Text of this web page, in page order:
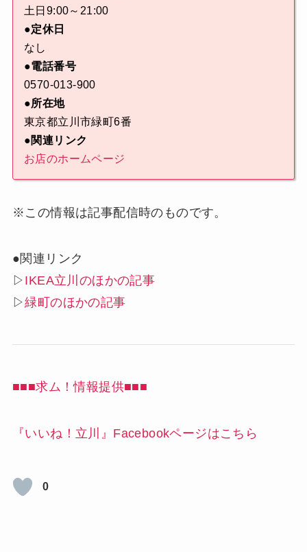
土日9:00～21:00
●定休日
なし
●電話番号
0570-013-900
●所在地
東京都立川市緑町6番
●関連リンク
お店のホームページ
※この情報は記事配信時のものです。
●関連リンク
▷ IKEA立川のほかの記事
▷緑町のほかの記事
■■■求ム！情報提供■■■
『いいね！立川』Facebookページはこちら
0